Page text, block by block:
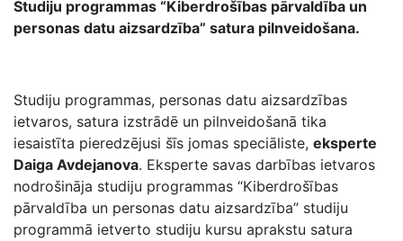
Studiju programmas “Kiberdrošības pārvaldība un
personas datu aizsardzība” satura pilnveidošana.
Studiju programmas, personas datu aizsardzības
ietvaros, satura izstrādē un pilnveidošanā tika
iesaistīta pieredzējusi šīs jomas speciāliste, eksperte
Daiga Avdejanova. Eksperte savas darbības ietvaros
nodrošināja studiju programmas “Kiberdrošības
pārvaldība un personas datu aizsardzība” studiju
programmā ietverto studiju kursu aprakstu satura